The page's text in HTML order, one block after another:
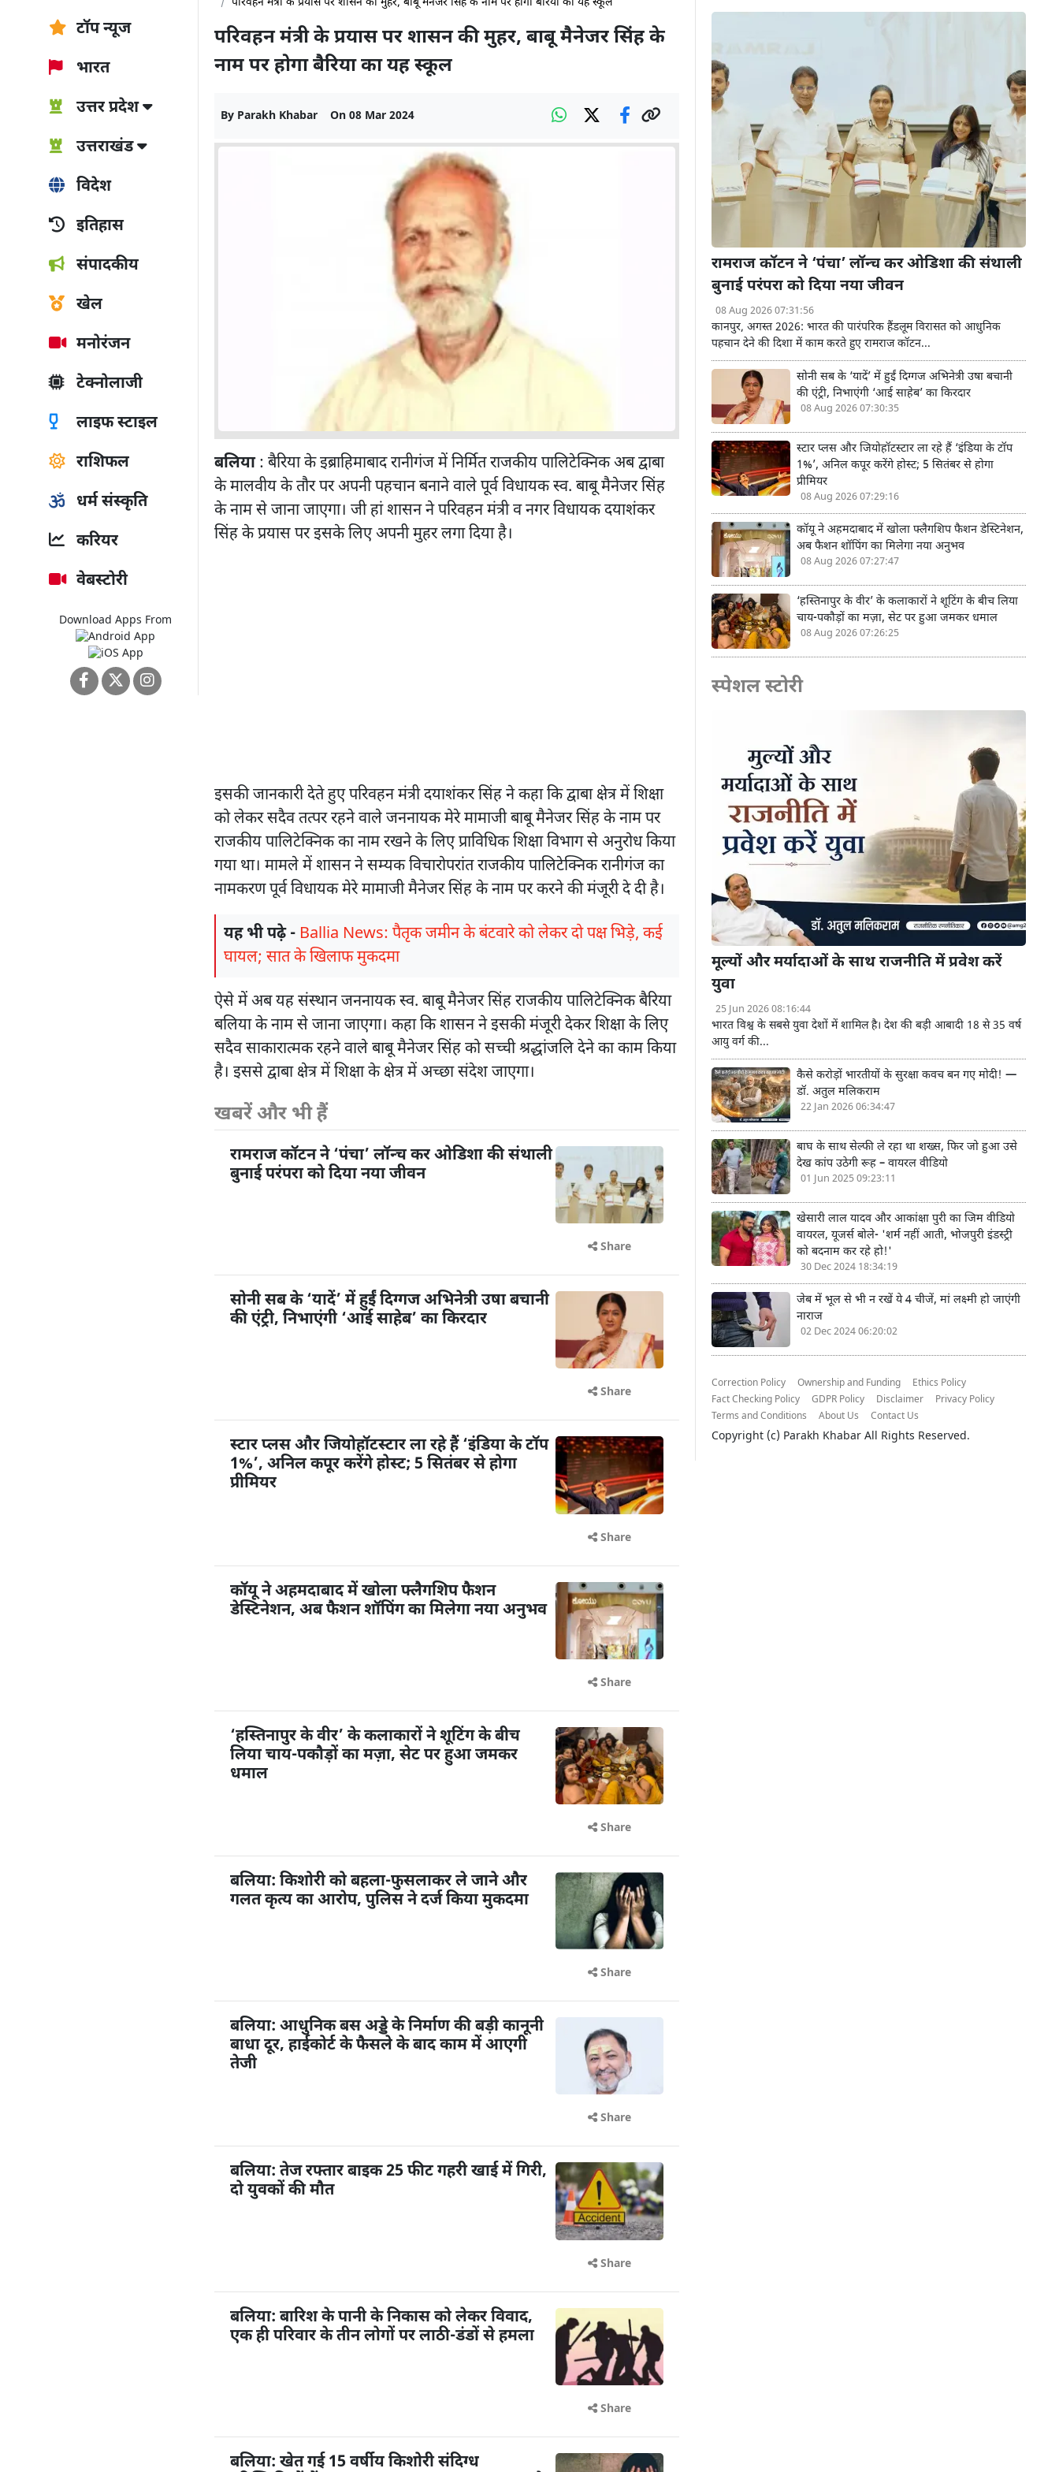
टॉप न्यूज
भारत
उत्तर प्रदेश
उत्तराखंड
विदेश
इतिहास
संपादकीय
खेल
मनोरंजन
टेक्नोलाजी
लाइफ स्टाइल
राशिफल
धर्म संस्कृति
करियर
वेबस्टोरी
Download Apps From
परिवहन मंत्री के प्रयास पर शासन की मुहर, बाबू मैनेजर सिंह के
नाम पर होगा बैरिया का यह स्कूल
By Parakh Khabar On 08 Mar 2024
बलिया: बैरिया के इब्राहिमाबाद रानीगंज में निर्मित राजकीय पालिटेक्निक अब द्वाबा
के मालवीय के तौर पर अपनी पहचान बनाने वाले पूर्व विधायक स्व. बाबू मैनेजर सिंह
के नाम से जाना जाएगा। जी हां शासन ने परिवहन मंत्री व नगर विधायक दयाशंकर
सिंह के प्रयास पर इसके लिए अपनी मुहर लगा दिया है।
इसकी जानकारी देते हुए परिवहन मंत्री दयाशंकर सिंह ने कहा कि द्वाबा क्षेत्र में शिक्षा
को लेकर सदैव तत्पर रहने वाले जननायक मेरे मामाजी बाबू मैनेजर सिंह के नाम पर
राजकीय पालिटेक्निक का नाम रखने के लिए प्राविधिक शिक्षा विभाग से अनुरोध किया
गया था। मामले में शासन ने सम्यक विचारोपरांत राजकीय पालिटेक्निक रानीगंज का
नामकरण पूर्व विधायक मेरे मामाजी मैनेजर सिंह के नाम पर करने की मंजूरी दे दी है।
यह भी पढ़े - Ballia News: पैतृक जमीन के बंटवारे को लेकर दो पक्ष भिड़े, कई
घायल; सात के खिलाफ मुकदमा
ऐसे में अब यह संस्थान जननायक स्व. बाबू मैनेजर सिंह राजकीय पालिटेक्निक बैरिया
बलिया के नाम से जाना जाएगा। कहा कि शासन ने इसकी मंजूरी देकर शिक्षा के लिए
सदैव साकारात्मक रहने वाले बाबू मैनेजर सिंह को सच्ची श्रद्धांजलि देने का काम किया
है। इससे द्वाबा क्षेत्र में शिक्षा के क्षेत्र में अच्छा संदेश जाएगा।
खबरें और भी हैं
रामराज कॉटन ने ‘पंचा’ लॉन्च कर ओडिशा की संथाली
बुनाई परंपरा को दिया नया जीवन
Share
सोनी सब के ‘यादें’ में हुईं दिग्गज अभिनेत्री उषा बचानी
की एंट्री, निभाएंगी ‘आई साहेब’ का किरदार
Share
स्टार प्लस और जियोहॉटस्टार ला रहे हैं ‘इंडिया के टॉप
1%’, अनिल कपूर करेंगे होस्ट; 5 सितंबर से होगा
प्रीमियर
Share
कॉयू ने अहमदाबाद में खोला फ्लैगशिप फैशन
डेस्टिनेशन, अब फैशन शॉपिंग का मिलेगा नया अनुभव
Share
‘हस्तिनापुर के वीर’ के कलाकारों ने शूटिंग के बीच
लिया चाय-पकौड़ों का मज़ा, सेट पर हुआ जमकर
धमाल
Share
बलिया: किशोरी को बहला-फुसलाकर ले जाने और
गलत कृत्य का आरोप, पुलिस ने दर्ज किया मुकदमा
Share
बलिया: आधुनिक बस अड्डे के निर्माण की बड़ी कानूनी
बाधा दूर, हाईकोर्ट के फैसले के बाद काम में आएगी
तेजी
Share
बलिया: तेज रफ्तार बाइक 25 फीट गहरी खाई में गिरी,
दो युवकों की मौत
Share
बलिया: बारिश के पानी के निकास को लेकर विवाद,
एक ही परिवार के तीन लोगों पर लाठी-डंडों से हमला
Share
बलिया: खेत गई 15 वर्षीय किशोरी संदिग्ध
रामराज कॉटन ने ‘पंचा’ लॉन्च कर ओडिशा की संथाली
बुनाई परंपरा को दिया नया जीवन
08 Aug 2026 07:31:56
कानपुर, अगस्त 2026: भारत की पारंपरिक हैंडलूम विरासत को आधुनिक
पहचान देने की दिशा में काम करते हुए रामराज कॉटन...
सोनी सब के ‘यादें’ में हुईं दिग्गज अभिनेत्री उषा बचानी
की एंट्री, निभाएंगी ‘आई साहेब’ का किरदार
08 Aug 2026 07:30:35
स्टार प्लस और जियोहॉटस्टार ला रहे हैं ‘इंडिया के टॉप
1%’, अनिल कपूर करेंगे होस्ट; 5 सितंबर से होगा
प्रीमियर
08 Aug 2026 07:29:16
कॉयू ने अहमदाबाद में खोला फ्लैगशिप फैशन डेस्टिनेशन,
अब फैशन शॉपिंग का मिलेगा नया अनुभव
08 Aug 2026 07:27:47
‘हस्तिनापुर के वीर’ के कलाकारों ने शूटिंग के बीच लिया
चाय-पकौड़ों का मज़ा, सेट पर हुआ जमकर धमाल
08 Aug 2026 07:26:25
स्पेशल स्टोरी
मूल्यों और मर्यादाओं के साथ राजनीति में प्रवेश करें
युवा
25 Jun 2026 08:16:44
भारत विश्व के सबसे युवा देशों में शामिल है। देश की बड़ी आबादी 18 से 35 वर्ष
आयु वर्ग की...
कैसे करोड़ों भारतीयों के सुरक्षा कवच बन गए मोदी! —
डॉ. अतुल मलिकराम
22 Jan 2026 06:34:47
बाघ के साथ सेल्फी ले रहा था शख्स, फिर जो हुआ उसे
देख कांप उठेगी रूह – वायरल वीडियो
01 Jun 2025 09:23:11
खेसारी लाल यादव और आकांक्षा पुरी का जिम वीडियो
वायरल, यूजर्स बोले- 'शर्म नहीं आती, भोजपुरी इंडस्ट्री
को बदनाम कर रहे हो!'
30 Dec 2024 18:34:19
जेब में भूल से भी न रखें ये 4 चीजें, मां लक्ष्मी हो जाएंगी
नाराज
02 Dec 2024 06:20:02
Correction Policy Ownership and Funding
Ethics Policy
Fact Checking Policy
GDPR Policy Disclaimer
Privacy Policy
Terms and Conditions
About Us Contact Us
Copyright (c) Parakh Khabar All Rights Reserved.